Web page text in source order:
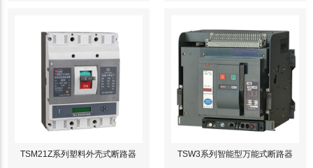
TSM21Z系列塑料外壳式断路器 TSW3系列智能型万能式断路器